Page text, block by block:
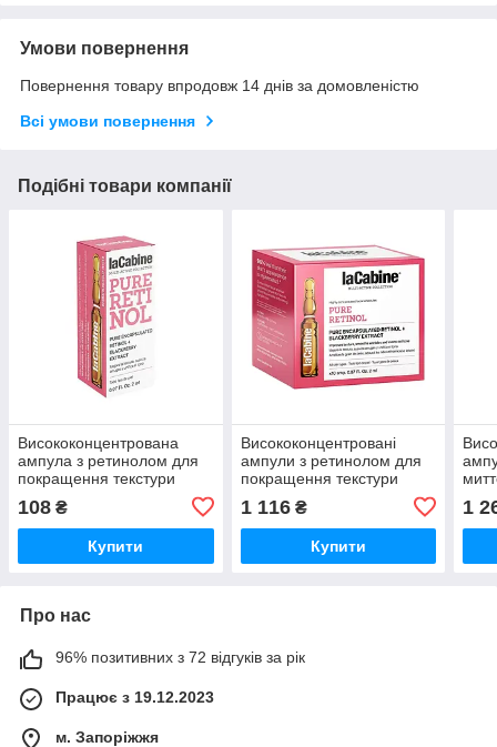
Умови повернення
Повернення товару впродовж 14 днів за домовленістю
Всі умови повернення
Подібні товари компанії
Висококонцентрована
ампула з ретинолом для
покращення текстури
RETINOL LaCabine, 2 мл
108 ₴
Купити
Висококонцентровані
ампули з ретинолом для
покращення текстури
RETINOL LaCabine, 10*2
мл
1 116₴
Купити
1
Про нас
96% позитивних з 72 відгуків за рік
Працює з 19.12.2023
м. Запоріжжя